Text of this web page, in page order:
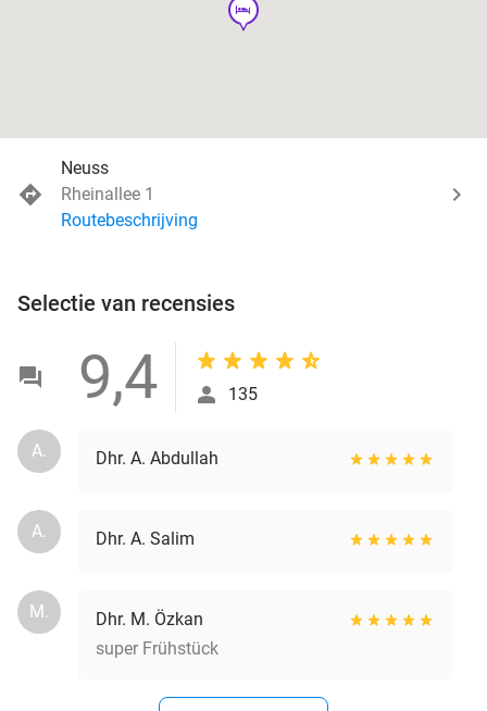
hotel
Neuss
Rheinallee 1
Routebeschrijving
Selectie van recensies
9,4 135
A. Dhr. A. Abdullah
A. Dhr. A. Salim
M.
Dhr. M. Özkan
super Frühstück